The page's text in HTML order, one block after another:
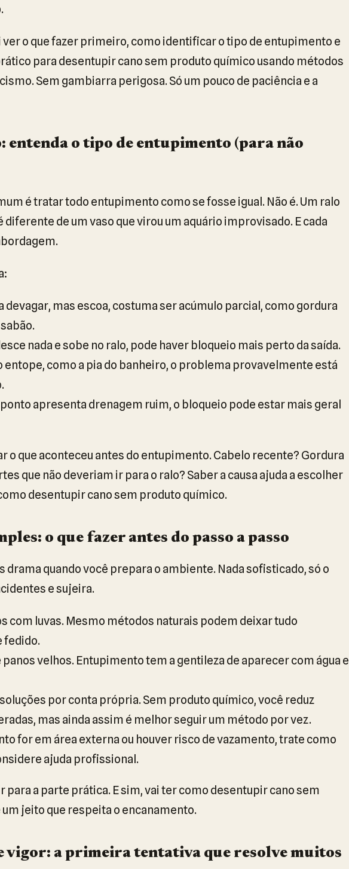
ver o que fazer primeiro, como identificar o tipo de entupimento e
para desentupir cano sem produto químico usando métodos
Sem gambiarra perigosa. Só um pouco de paciência e a
entenda o tipo de entupimento (para não
é tratar todo entupimento como se fosse igual. Não é. Um ralo
diferente de um vaso que virou um aquário improvisado. E cada
devagar, mas escoa, costuma ser acúmulo parcial, como gordura
nada e sobe no ralo, pode haver bloqueio mais perto da saída.
entope, como a pia do banheiro, o problema provavelmente está
apresenta drenagem ruim, o bloqueio pode estar mais geral
o que aconteceu antes do entupimento. Cabelo recente? Gordura
que não deveriam ir para o ralo? Saber a causa ajuda a escolher
desentupir cano sem produto químico.
o que fazer antes do passo a passo
drama quando você prepara o ambiente. Nada sofisticado, só o
e sujeira.
com luvas. Mesmo métodos naturais podem deixar tudo
fedido.
panos velhos. Entupimento tem a gentileza de aparecer com água e
por conta própria. Sem produto químico, você reduz
mas ainda assim é melhor seguir um método por vez.
for em área externa ou houver risco de vazamento, trate como
ajuda profissional.
para a parte prática. E sim, vai ter como desentupir cano sem
jeito que respeita o encanamento.
vigor: a primeira tentativa que resolve muitos